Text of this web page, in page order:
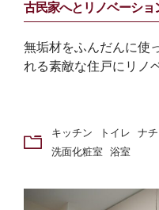
古⺠家へとリノベーショ
無垢材をふんだんに使
れる素敵な住戸にリノ
キッチン トイレ ナ
洗面化粧室
浴室